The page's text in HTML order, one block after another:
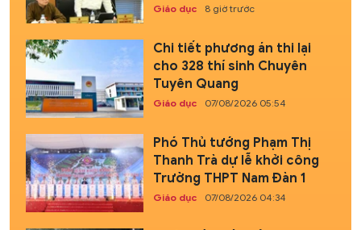
Giáo dục 8 giờ trước
Chi tiết phương án thi lại
cho 328 thí sinh Chuyên
Tuyên Quang
Giáo dục 07/08/2026 05:54
Phó Thủ tướng Phạm Thị
Thanh Trà dự lễ khởi công
Trường THPT Nam Đàn 1
Giáo dục 07/08/2026 04:34